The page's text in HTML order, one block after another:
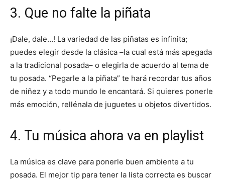
3. Que no falte la piñata
¡Dale, dale…! La variedad de las piñatas es infinita;
puedes elegir desde la clásica –la cual está más apegada
a la tradicional posada– o elegirla de acuerdo al tema de
tu posada. “Pegarle a la piñata” te hará recordar tus años
de niñez y a todo mundo le encantará. Si quieres ponerle
más emoción, rellénala de juguetes u objetos divertidos.
4. Tu música ahora va en playlist
La música es clave para ponerle buen ambiente a tu
posada. El mejor tip para tener la lista correcta es buscar